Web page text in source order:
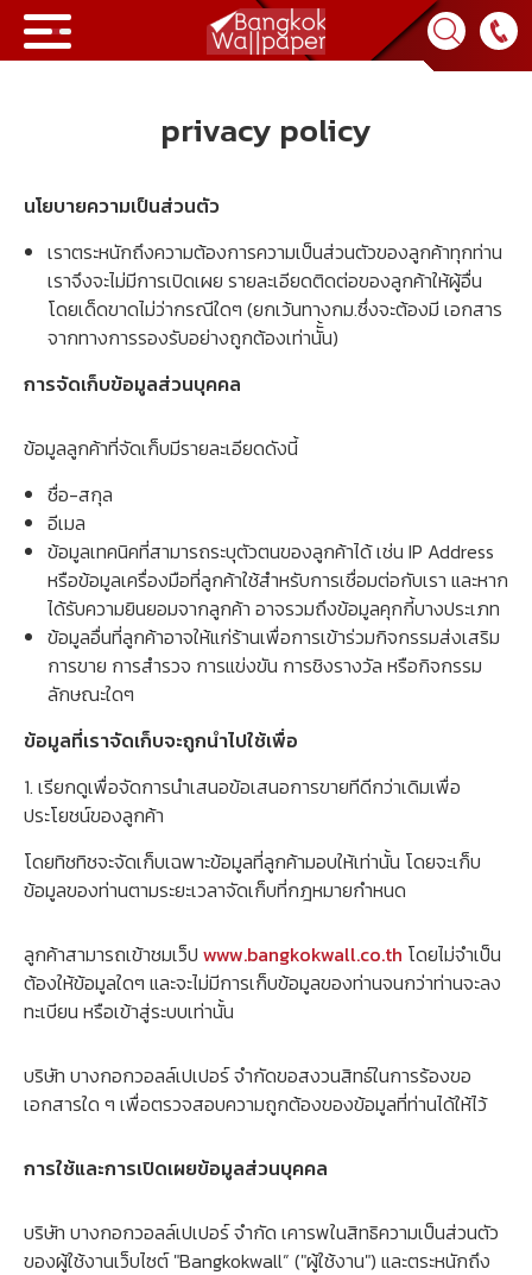
Product
Tips & Tricks
Achievement
Contact Us
เข้าสู่ระบบ
Wish List
Language
TH
0-2746-8899
privacy policy
นโยบายความเป็นส่วนตัว
เราตระหนักถึงความต้องการความเป็นส่วนตัวของลูกค้าทุกท่าน
เราจึงจะไม่มีการเปิดเผย รายละเอียดติดต่อของลูกค้าให้ผู้อื่น
โดยเด็ดขาดไม่ว่ากรณีใดๆ (ยกเว้นทางกม.ซึ่งจะต้องมี เอกสาร
จากทางการรองรับอย่างถูกต้องเท่านัั้น)
การจัดเก็บข้อมูลส่วนบุคคล
ข้อมูลลูกค้าที่จัดเก็บมีรายละเอียดดังนี้
ชื่อ-สกุล
อีเมล
ข้อมูลเทคนิคที่สามารถระบุตัวตนของลูกค้าได้ เช่น IP Address
หรือข้อมูลเครื่องมือที่ลูกค้าใช้สำหรับการเชื่อมต่อกับเรา และหาก
ได้รับความยินยอมจากลูกค้า อาจรวมถึงข้อมูลคุกกี้บางประเภท
ข้อมูลอื่นที่ลูกค้าอาจให้แก่ร้านเพื่อการเข้าร่วมกิจกรรมส่งเสริม
การขาย การสำรวจ การแข่งขัน การชิงรางวัล หรือกิจกรรม
ลักษณะใดๆ
ข้อมูลที่เราจัดเก็บจะถูกนำไปใช้เพื่อ
1. เรียกดูเพื่อจัดการนำเสนอข้อเสนอการขายทีดีกว่าเดิมเพื่อ
ประโยชน์ของลูกค้า
โดยทิชทิชจะจัดเก็บเฉพาะข้อมูลที่ลูกค้ามอบให้เท่านั้น โดยจะเก็บ
ข้อมูลของท่านตามระยะเวลาจัดเก็บที่กฎหมายกำหนด
ลูกค้าสามารถเข้าชมเว็ป www.bangkokwall.co.th โดยไม่จำเป็น
ต้องให้ข้อมูลใดๆ และจะไม่มีการเก็บข้อมูลของท่านจนกว่าท่านจะลง
ทะเบียน หรือเข้าสู่ระบบเท่านั้น
บริษัท บางกอกวอลล์เปเปอร์ จำกัดขอสงวนสิทธ์ในการร้องขอ
เอกสารใด ๆ เพื่อตรวจสอบความถูกต้องของข้อมูลที่ท่านได้ให้ไว้
การใช้และการเปิดเผยข้อมูลส่วนบุคคล
บริษัท บางกอกวอลล์เปเปอร์ จำกัด เคารพในสิทธิความเป็นส่วนตัว
ของผู้ใช้งานเว็บไซต์ "Bangkokwall” ("ผู้ใช้งาน") และตระหนักถึง